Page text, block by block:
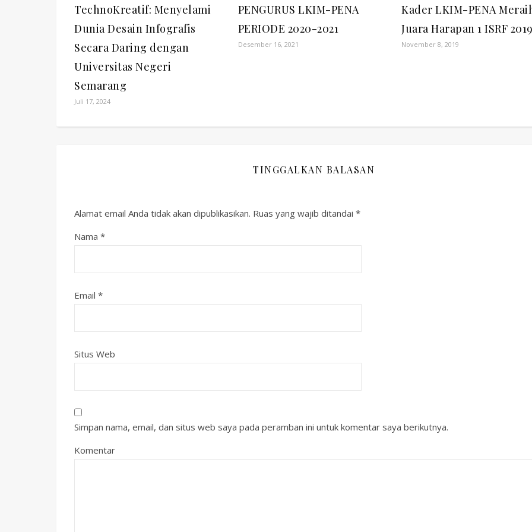
TechnoKreatif: Menyelami
Dunia Desain Infografis
Secara Daring dengan
Universitas Negeri
Semarang
Juli 17, 2024
PENGURUS LKIM-PENA
PERIODE 2020-2021
Desember 16, 2021
Kader LKIM-PENA
Juara Harapan 1 ISRF
November 8, 2019
TINGGALKAN BALASAN
Alamat email Anda tidak akan dipublikasikan. Ruas yang wajib ditandai *
Nama *
Email *
Situs Web
Simpan nama, email, dan situs web saya pada peramban ini untuk komentar saya berikutnya.
Komentar